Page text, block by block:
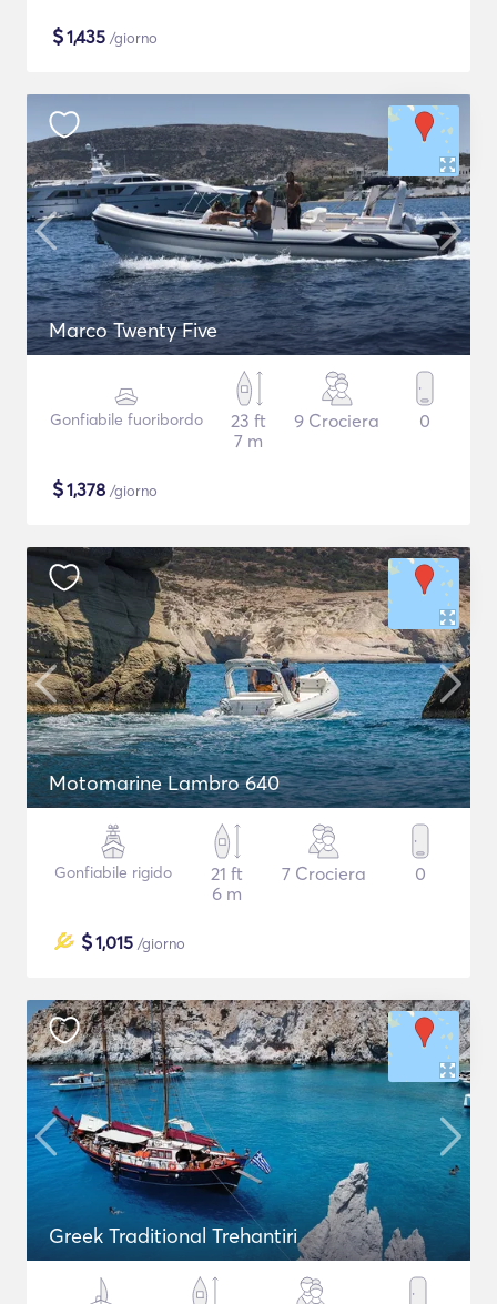
$1,435 /giorno
Marco Twenty Five
Gonfiabile fuoribordo
23 ft
7 m
9 Crociera 0
$1,378 /giorno
Motomarine Lambro 640
Gonfiabile rigido
21 ft
6 m
7 Crociera 0
$1,015 /giorno
Greek Traditional Trehantiri